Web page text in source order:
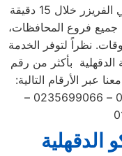
المستخدم . يمكنك تجميد أي شيء في الفريزر خلال 15 دقيقة
فروع المحافظات،
نظراً لتوفر الخدمة
عبر الأرقام التالية:
01220261030 – 02357100080 – 0235699066 –
الدقهلية